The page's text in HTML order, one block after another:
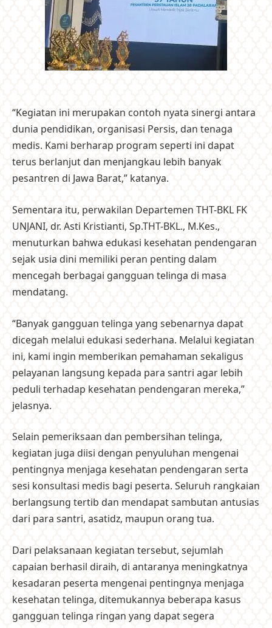
“Kegiatan ini merupakan contoh nyata sinergi antara
dunia pendidikan, organisasi Persis, dan tenaga
medis. Kami berharap program seperti ini dapat
terus berlanjut dan menjangkau lebih banyak
pesantren di Jawa Barat,” katanya.
Sementara itu, perwakilan Departemen THT-BKL FK
UNJANI, dr. Asti Kristianti, Sp.THT-BKL., M.Kes.,
menuturkan bahwa edukasi kesehatan pendengaran
sejak usia dini memiliki peran penting dalam
mencegah berbagai gangguan telinga di masa
mendatang.
“Banyak gangguan telinga yang sebenarnya dapat
dicegah melalui edukasi sederhana. Melalui kegiatan
ini, kami ingin memberikan pemahaman sekaligus
pelayanan langsung kepada para santri agar lebih
peduli terhadap kesehatan pendengaran mereka,”
jelasnya.
Selain pemeriksaan dan pembersihan telinga,
kegiatan juga diisi dengan penyuluhan mengenai
pentingnya menjaga kesehatan pendengaran serta
sesi konsultasi medis bagi peserta. Seluruh rangkaian
berlangsung tertib dan mendapat sambutan antusias
dari para santri, asatidz, maupun orang tua.
Dari pelaksanaan kegiatan tersebut, sejumlah
capaian berhasil diraih, di antaranya meningkatnya
kesadaran peserta mengenai pentingnya menjaga
kesehatan telinga, ditemukannya beberapa kasus
gangguan telinga ringan yang dapat segera